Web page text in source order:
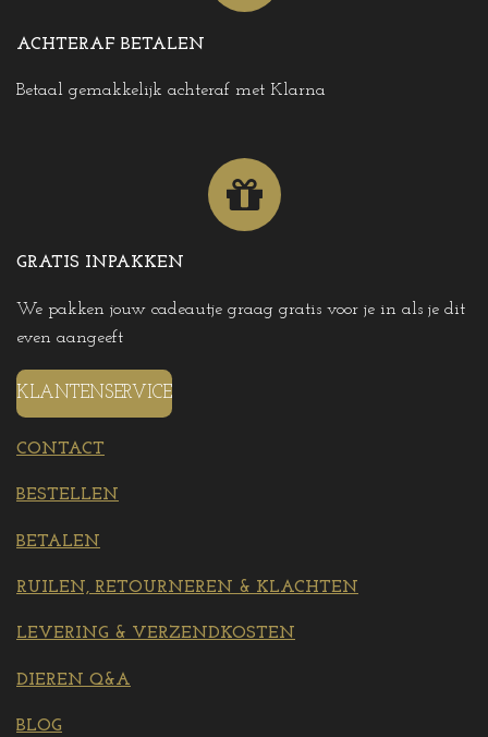
ACHTERAF BETALEN
Betaal gemakkelijk achteraf met Klarna
GRATIS INPAKKEN
We pakken jouw cadeautje graag gratis voor je in als je dit
even aangeeft
KLANTENSERVICE
CONTACT
BESTELLEN
BETALEN
RUILEN, RETOURNEREN & KLACHTEN
LEVERING & VERZENDKOSTEN
DIEREN Q&A
BLOG